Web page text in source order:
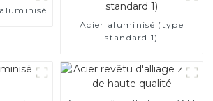
Acier aluminisé (type
standard 1)